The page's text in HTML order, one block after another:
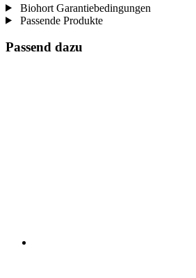
Biohort Garantiebedingungen
Passende Produkte
Passend dazu